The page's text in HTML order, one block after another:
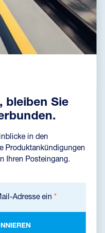
bleiben Sie
in den
Produktankündigungen
Ihren Posteingang.
Adresse ein *